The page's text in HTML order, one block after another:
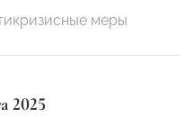
меры
2025